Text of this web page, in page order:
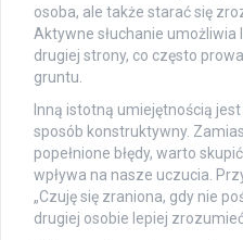
osoba, ale także starać się
Aktywne słuchanie
drugiej strony, co często
gruntu.
Inną istotną umiejętnością jest
sposób konstruktywny.
popełnione błędy, warto
wpływa na nasze uczucia.
„Czuję się zraniona, gdy nie
drugiej osobie lepiej